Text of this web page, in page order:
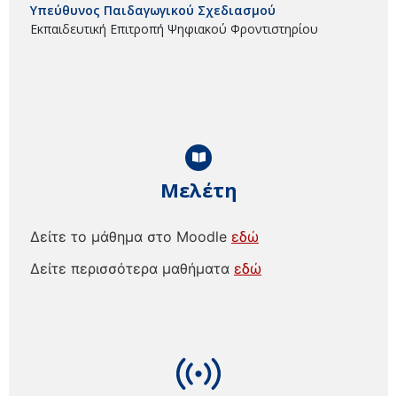
Μελέτη
Δείτε το μάθημα στο Moodle εδώ
Δείτε περισσότερα μαθήματα εδώ
Υπεύθυνος Παιδαγωγικού Σχεδιασμού
Εκπαιδευτική Επιτροπή Ψηφιακού Φροντιστηρίου